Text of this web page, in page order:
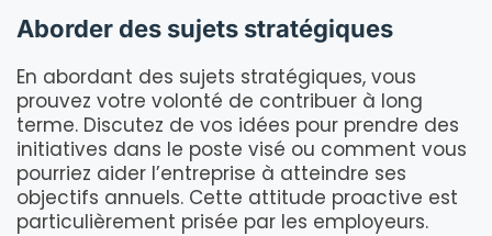
Aborder des sujets stratégiques
En abordant des sujets stratégiques, vous
prouvez votre volonté de contribuer à long
terme. Discutez de vos idées pour prendre des
initiatives dans le poste visé ou comment vous
pourriez aider l’entreprise à atteindre ses
objectifs annuels. Cette attitude proactive est
particulièrement prisée par les employeurs.